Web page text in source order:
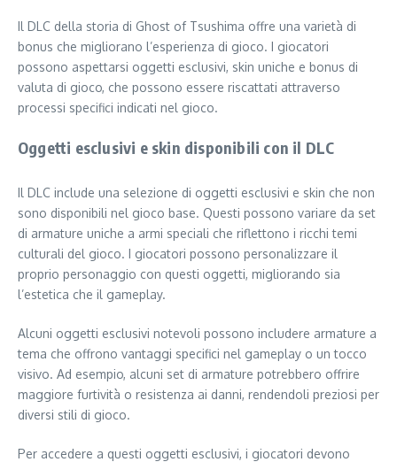
Il DLC della storia di Ghost of Tsushima offre una varietà di
bonus che migliorano l’esperienza di gioco. I giocatori
possono aspettarsi oggetti esclusivi, skin uniche e bonus di
valuta di gioco, che possono essere riscattati attraverso
processi specifici indicati nel gioco.
Oggetti esclusivi e skin disponibili con il DLC
Il DLC include una selezione di oggetti esclusivi e skin che non
sono disponibili nel gioco base. Questi possono variare da set
di armature uniche a armi speciali che riflettono i ricchi temi
culturali del gioco. I giocatori possono personalizzare il
proprio personaggio con questi oggetti, migliorando sia
l’estetica che il gameplay.
Alcuni oggetti esclusivi notevoli possono includere armature a
tema che offrono vantaggi specifici nel gameplay o un tocco
visivo. Ad esempio, alcuni set di armature potrebbero offrire
maggiore furtività o resistenza ai danni, rendendoli preziosi per
diversi stili di gioco.
Per accedere a questi oggetti esclusivi, i giocatori devono